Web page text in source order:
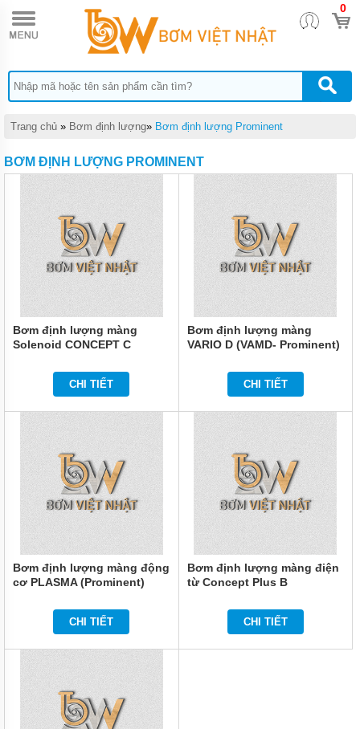
0
TRANG
CHỦ
HÓA
CHẤT
BÁNH
BƠM
MÀNG
BƠM
THỰC
PHẨM
BƠM
LƯỢNG
BƠM
HÚT
CHÂN
KHÍ
BƠM
BƠM
BƠM
DẦU
BƠM
MOTOR
GIẢM
TỐC
BƠM
TRỤC
Trang chủ » Bơm định lượng» Bơm định lượng Prominent
BƠM ĐỊNH LƯỢNG PROMINENT
Bơm định lượng màng
Solenoid CONCEPT C
CHI TIẾT
Bơm định lượng màng
VARIO D (VAMD- Prominent)
CHI TIẾT
Bơm định lượng màng động
cơ PLASMA (Prominent)
CHI TIẾT
Bơm định lượng màng điện
từ Concept Plus B
CHI TIẾT